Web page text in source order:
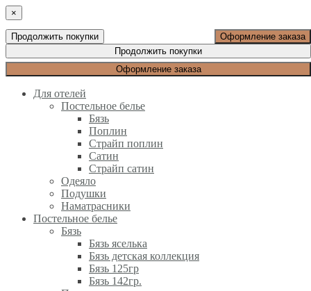
×
Продолжить покупки
Оформление заказа
Продолжить покупки
Оформление заказа
Для отелей
Постельное белье
Бязь
Поплин
Страйп поплин
Сатин
Страйп сатин
Одеяло
Подушки
Наматрасники
Постельное белье
Бязь
Бязь яселька
Бязь детская коллекция
Бязь 125гр
Бязь 142гр.